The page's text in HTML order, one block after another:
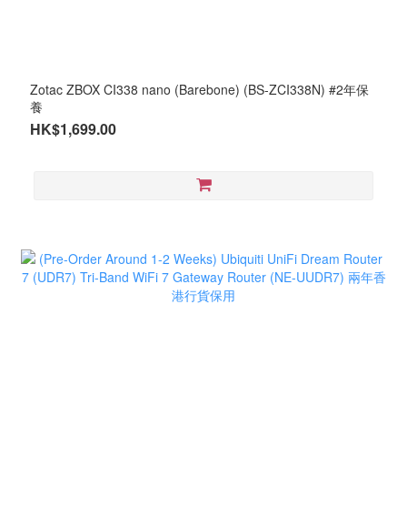
Zotac ZBOX CI338 nano (Barebone) (BS-ZCI338N) #2年保
養
HK$1,699.00